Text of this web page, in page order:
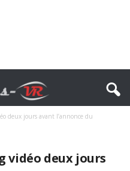
deux jours avant l’annonce du
vidéo deux jours